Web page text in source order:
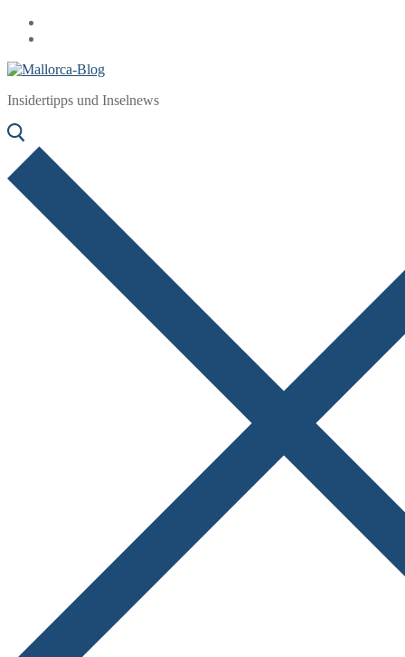
Zum
Inhalt
Menü
Schließen
Insidertipps und Inselnews